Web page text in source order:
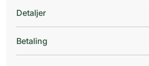
Detaljer
Betaling